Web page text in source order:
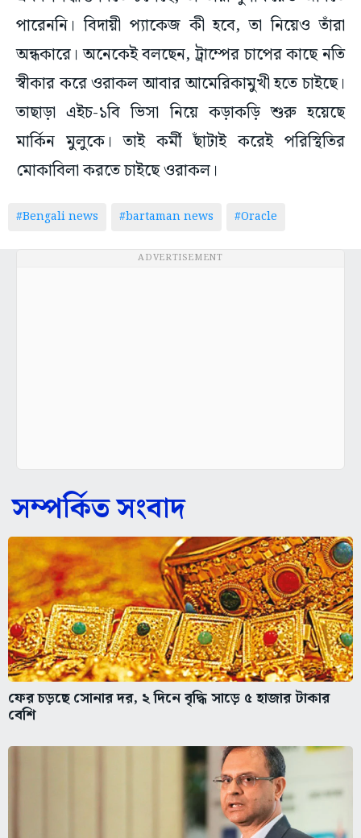
পারেননি। বিদায়ী প্যাকেজ কী হবে, তা নিয়েও তাঁরা
অন্ধকারে। অনেকেই বলছেন, ট্রাম্পের চাপের কাছে নতি
স্বীকার করে ওরাকল আবার আমেরিকামুখী হতে চাইছে।
তাছাড়া এইচ-১বি ভিসা নিয়ে কড়াকড়ি শুরু হয়েছে
মার্কিন মুলুকে। তাই কর্মী ছাঁটাই করেই পরিস্থিতির
মোকাবিলা করতে চাইছে ওরাকল।
#Bengali news #bartaman news #Oracle
ADVERTISEMENT
সম্পর্কিত সংবাদ
ফের চড়ছে সোনার দর, ২ দিনে বৃদ্ধি সাড়ে ৫ হাজার টাকার
বেশি